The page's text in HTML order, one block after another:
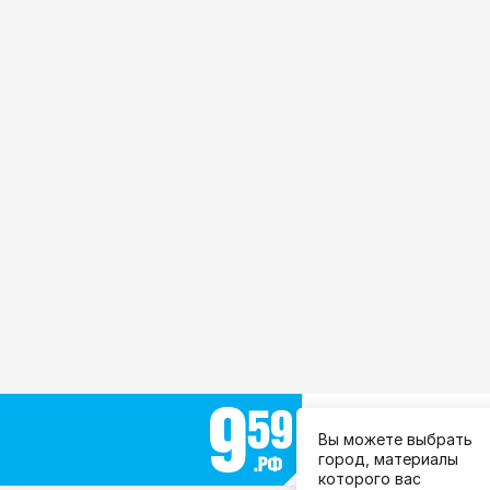
Все города
Вы можете выбрать
город, материалы
которого вас